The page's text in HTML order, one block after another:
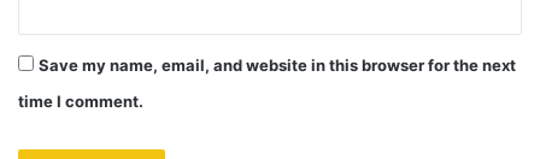
Save my name, email, and website in this browser for the next
time I comment.